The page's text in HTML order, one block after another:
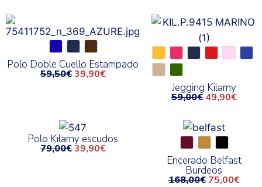
Polo Doble Cuello Estampado
59,50€ 39,90€
Jegging Kilarny
59,00€ 49,90€
Polo Kilarny escudos
79,00€ 39,90€
Encerado Belfast
Burdeos
168,00€ 75,00€